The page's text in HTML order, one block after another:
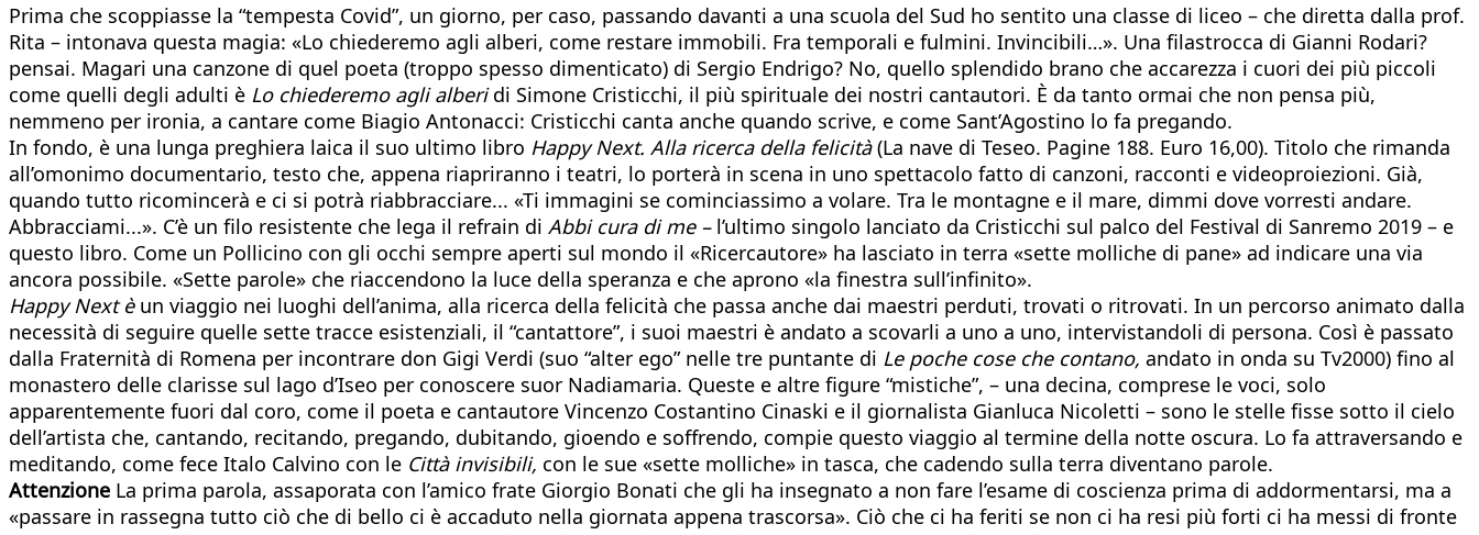
Prima che scoppiasse la “tempesta Covid”, un giorno, per caso, passando davanti a una scuola del Sud ho sentito una classe di liceo – che diretta dalla prof.
Rita – intonava questa magia: «Lo chiederemo agli alberi, come restare immobili. Fra temporali e fulmini. Invincibili…». Una filastrocca di Gianni Rodari?
pensai. Magari una canzone di quel poeta (troppo spesso dimenticato) di Sergio Endrigo? No, quello splendido brano che accarezza i cuori dei più piccoli
come quelli degli adulti è Lo chiederemo agli alberidi Simone Cristicchi, il più spirituale dei nostri cantautori. È da tanto ormai che non pensa più,
nemmeno per ironia, a cantare come Biagio Antonacci: Cristicchi canta anche quando scrive, e come Sant’Agostino lo fa pregando.
In fondo, è una lunga preghiera laica il suo ultimo libro Happy Next. Alla ricerca della felicità(La nave di Teseo. Pagine 188. Euro 16,00). Titolo che rimanda
all’omonimo documentario, testo che, appena riapriranno i teatri, lo porterà in scena in uno spettacolo fatto di canzoni, racconti e videoproiezioni. Già,
quando tutto ricomincerà e ci si potrà riabbracciare... «Ti immagini se cominciassimo a volare. Tra le montagne e il mare, dimmi dove vorresti andare.
Abbracciami...». C’è un filo resistente che lega il refrain di Abbi cura di me –l’ultimo singolo lanciato da Cristicchi sul palco del Festival di Sanremo 2019 – e
questo libro. Come un Pollicino con gli occhi sempre aperti sul mondo il «Ricercautore» ha lasciato in terra «sette molliche di pane» ad indicare una via
ancora possibile. «Sette parole» che riaccendono la luce della speranza e che aprono «la finestra sull’infinito».
Happy Next èun viaggio nei luoghi dell’anima, alla ricerca della felicità che passa anche dai maestri perduti, trovati o ritrovati. In un percorso animato dalla
necessità di seguire quelle sette tracce esistenziali, il “cantattore”, i suoi maestri è andato a scovarli a uno a uno, intervistandoli di persona. Così è passato
dalla Fraternità di Romena per incontrare don Gigi Verdi (suo “alter ego” nelle tre puntante di Le poche cose che contano, andato in onda su Tv2000) fino al
monastero delle clarisse sul lago d’Iseo per conoscere suor Nadiamaria. Queste e altre figure “mistiche”, – una decina, comprese le voci, solo
apparentemente fuori dal coro, come il poeta e cantautore Vincenzo Costantino Cinaski e il giornalista Gianluca Nicoletti – sono le stelle fisse sotto il cielo
dell’artista che, cantando, recitando, pregando, dubitando, gioendo e soffrendo, compie questo viaggio al termine della notte oscura. Lo fa attraversando e
meditando, come fece Italo Calvino con le Città invisibili, con le sue «sette molliche» in tasca, che cadendo sulla terra diventano parole.
Attenzione La prima parola, assaporata con l’amico frate Giorgio Bonati che gli ha insegnato a non fare l’esame di coscienza prima di addormentarsi, ma a
«passare in rassegna tutto ciò che di bello ci è accaduto nella giornata appena trascorsa». Ciò che ci ha feriti se non ci ha resi più forti ci ha messi di fronte